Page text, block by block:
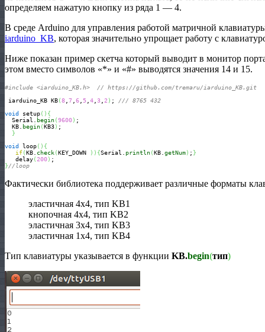
определяем нажатую кнопку из ряда 1 — 4.
В среде Arduino для управления работой матричной
iarduino_KB, которая значительно упрощает работу с
Ниже показан пример скетча который выводит в монитор
этом вместо символов «*» и «#» выводятся значения 14 и 15.
#include <iarduino_KB.h>  // https://github.com/tremaru/iarduino_KB.git
iarduino_KB KB(8 7 6 5 4 3 2 ) ; /// 8765 432
void setup( ) {
  Serial.
begin(9600) ;
  KB.
begin(KB3) ;
}
void loop( ) {
if(KB. check(KEY_DOWN ) ) {Serial. println(KB. getNum) ; }
   delay
(200)
}//loop
Фактически библиотека поддерживает различные форматы
эластичная 4х4, тип KB1
кнопочная 4х4, тип KB2
эластичная 3х4, тип KB3
эластичная 1х4, тип KB4
Тип клавиатуры указывается в функции KB.begin(тип)